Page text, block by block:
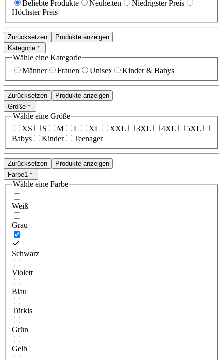
Beliebte Produkte Neuheiten
Niedrigster Preis
Höchster Preis
Zurücksetzen
Produkte anzeigen
Kategorie
Wähle eine Kategorie
Männer
Frauen Unisex Kinder & Babys
Zurücksetzen
Produkte anzeigen
Größe
Wähle eine Größe
XS
S M L XL XXL 3XL 4XL
5XL
Babys
Kinder Teenager
Zurücksetzen
Produkte anzeigen
Farbe1
Wähle eine Farbe
Weiß
Grau
Schwarz
Violett
Blau
Türkis
Grün
Gelb